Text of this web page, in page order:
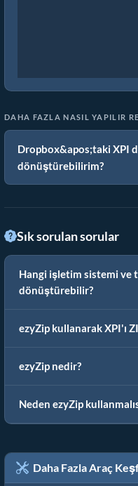
DAHA FAZLA NASIL YAPILIR
Dropbox&apos;taki XPI
dönüştürebilirim?
Sık sorulan sorular
Hangi işletim sistemi ve
dönüştürebilir?
ezyZip kullanarak XPI'ı
ezyZip nedir?
Neden ezyZip
Daha Fazla Araç